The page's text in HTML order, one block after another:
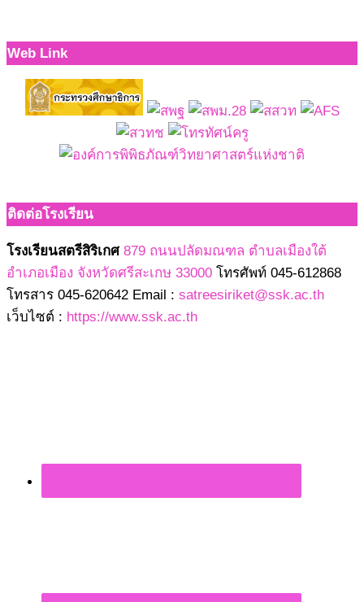
Web Link
ติดต่อโรงเรียน
โรงเรียนสตรีสิริเกศ 879 ถนนปลัดมณฑล ตำบลเมืองใต้
อำเภอเมือง จังหวัดศรีสะเกษ 33000 โทรศัพท์ 045-612868
โทรสาร 045-620642 Email : satreesiriket@ssk.ac.th
เว็บไซต์ : https://www.ssk.ac.th